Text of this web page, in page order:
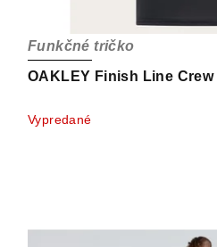
OAKLEY Finish Line
Funkčné tričko
Vypredané